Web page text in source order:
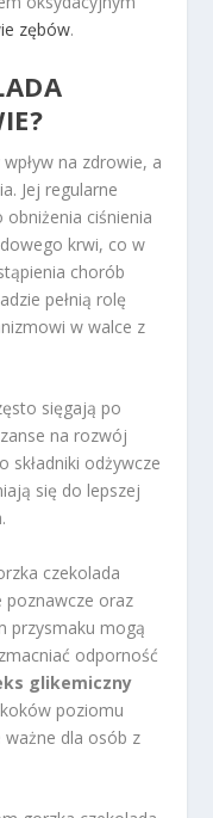
zębów.
na zdrowie, a
Jej regularne
ciśnienia
krwi, co w
chorób
pełnią rolę
w walce z
sięgają po
na rozwój
składniki odżywcze
się do lepszej
czekolada
poznawcze oraz
przysmaku mogą
odporność
glikemiczny
poziomu
ważne dla osób z